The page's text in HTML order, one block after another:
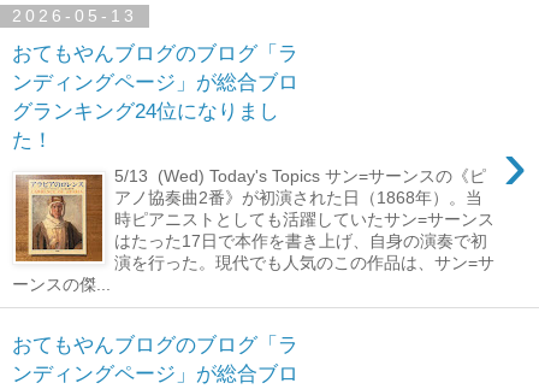
2026-05-13
おてもやんブログのブログ「ラ
ンディングページ」が総合ブロ
グランキング24位になりまし
た！
›
5/13 (Wed) Today's Topics サン=サーンスの《ピ
アノ協奏曲2番》が初演された日（1868年）。当
時ピアニストとしても活躍していたサン=サーンス
はたった17日で本作を書き上げ、自身の演奏で初
演を行った。現代でも人気のこの作品は、サン=サ
ーンスの傑...
おてもやんブログのブログ「ラ
ンディングページ」が総合ブロ